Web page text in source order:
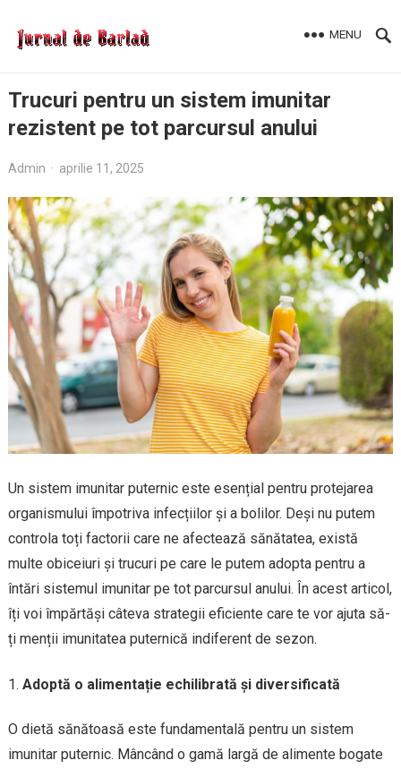
MENU
Trucuri pentru un sistem imunitar
rezistent pe tot parcursul anului
Admin · aprilie 11, 2025
Un sistem imunitar puternic este esențial pentru protejarea
organismului împotriva infecțiilor și a bolilor. Deși nu putem
controla toți factorii care ne afectează sănătatea, există
multe obiceiuri și trucuri pe care le putem adopta pentru a
întări sistemul imunitar pe tot parcursul anului. În acest articol,
îți voi împărtăși câteva strategii eficiente care te vor ajuta să-
ți menții imunitatea puternică indiferent de sezon.
Adoptă o alimentație echilibrată și diversificată
O dietă sănătoasă este fundamentală pentru un sistem
imunitar puternic. Mâncând o gamă largă de alimente bogate